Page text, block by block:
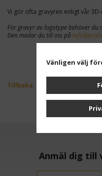
Vi gör ofta gravyren enligt vår
För gravyr av logotype behöver du
Den mailar du till oss på
Tillbaka
Anmäl dig till
Vänligen välj